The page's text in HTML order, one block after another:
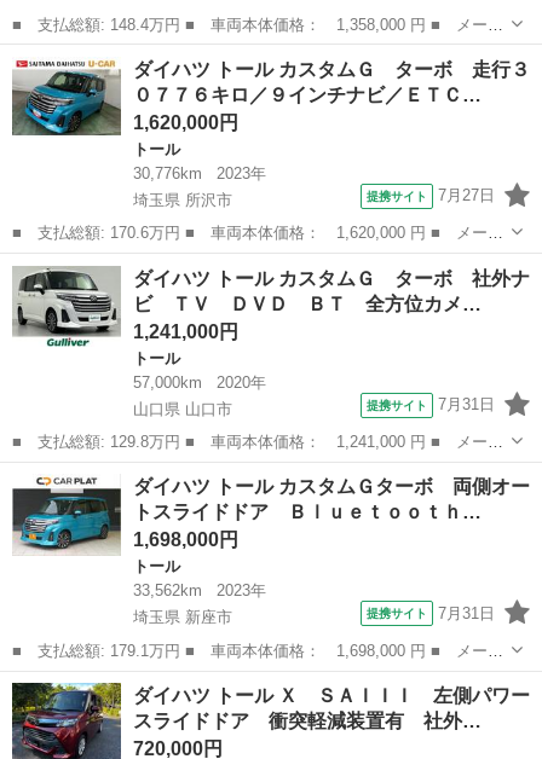
■ 支払総額: 148.4万円 ■ 車両本体価格： 1,358,000 円 ■ メーカ
ー名： ダイハツ ■ 車種名： トール ■ グレード名： カスタム
Ｇ ターボ 禁煙 ワンオーナー ９インチナビ ＥＴＣ １年保
証 ワンオ...
兵庫 加古川市 トール
ダイハツ トール カスタムＧ ターボ 走行３
０７７６キロ／９インチナビ／ＥＴＣ…
1,620,000円
トール
30,776km
2023年
埼玉県 所沢市
提携サイト 7月27日
■ 支払総額: 170.6万円 ■ 車両本体価格： 1,620,000 円 ■ メーカ
ー名： ダイハツ ■ 車種名： トール ■ グレード名： カスタム
Ｇ ターボ 走行３０７７６キロ／９インチナビ／ＥＴＣ １年保
証・走行距...
埼玉 所沢市 トール
ダイハツ トール カスタムＧ ターボ 社外ナ
ビ ＴＶ ＤＶＤ ＢＴ 全方位カメ…
1,241,000円
トール
57,000km
2020年
山口県 山口市
提携サイト 7月31日
■ 支払総額: 129.8万円 ■ 車両本体価格： 1,241,000 円 ■ メーカ
ー名： ダイハツ ■ 車種名： トール ■ グレード名： カスタム
Ｇ ターボ 社外ナビ ＴＶ ＤＶＤ ＢＴ 全方位カメラ ＥＴ
Ｃ 両側パ...
山口 山口市 トール
ダイハツ トール カスタムＧターボ 両側オー
トスライドドア Ｂｌｕｅｔｏｏｔｈ…
1,698,000円
トール
33,562km
2023年
埼玉県 新座市
提携サイト 7月31日
■ 支払総額: 179.1万円 ■ 車両本体価格： 1,698,000 円 ■ メーカ
ー名： ダイハツ ■ 車種名： トール ■ グレード名： カスタム
Ｇターボ 両側オートスライドドア Ｂｌｕｅｔｏｏｔｈ接続 ＬＥ
Ｄヘッド...
埼玉 新座市 トール
ダイハツ トール Ｘ ＳＡＩＩＩ 左側パワー
スライドドア 衝突軽減装置有 社外…
720,000円